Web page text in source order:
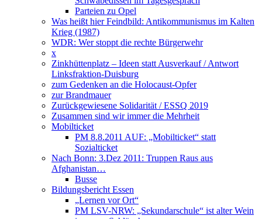
Parteien zu Opel
Was heißt hier Feindbild: Antikommunismus im Kalten
Krieg (1987)
WDR: Wer stoppt die rechte Bürgerwehr
x
Zinkhüttenplatz – Ideen statt Ausverkauf / Antwort
Linksfraktion-Duisburg
zum Gedenken an die Holocaust-Opfer
zur Brandmauer
Zurückgewiesene Solidarität / ESSQ 2019
Zusammen sind wir immer die Mehrheit
Mobilticket
PM 8.8.2011 AUF: „Mobilticket“ statt
Sozialticket
Nach Bonn: 3.Dez 2011: Truppen Raus aus
Afghanistan…
Busse
Bildungsbericht Essen
„Lernen vor Ort“
PM LSV-NRW: „Sekundarschule“ ist alter Wein